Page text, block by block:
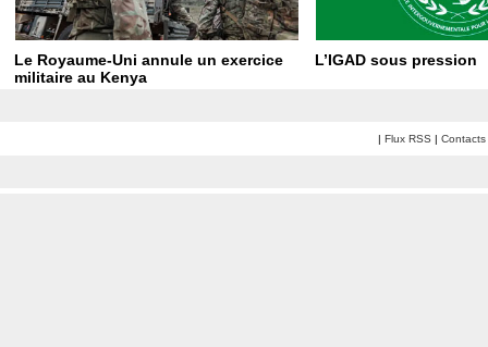
Le Royaume-Uni annule un exercice
militaire au Kenya
L’IGAD sous pression
| Flux RSS | Contacts